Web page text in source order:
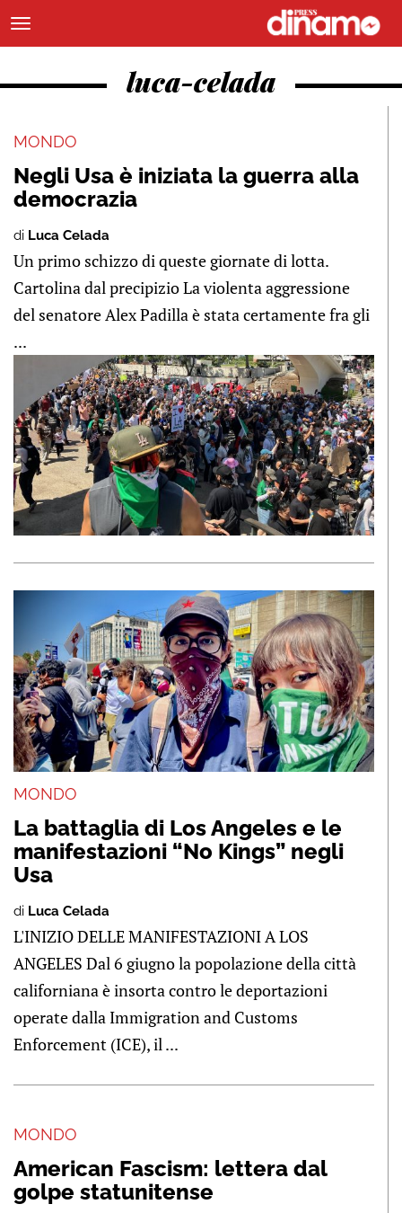
luca-celada
MONDO
Negli Usa è iniziata la guerra alla
democrazia
di Luca Celada
Un primo schizzo di queste giornate di lotta.
Cartolina dal precipizio La violenta aggressione
del senatore Alex Padilla è stata certamente fra gli
...
MONDO
La battaglia di Los Angeles e le
manifestazioni “No Kings” negli
Usa
di Luca Celada
L'INIZIO DELLE MANIFESTAZIONI A LOS
ANGELES Dal 6 giugno la popolazione della città
californiana è insorta contro le deportazioni
operate dalla Immigration and Customs
Enforcement (ICE), il ...
MONDO
American Fascism: lettera dal
golpe statunitense